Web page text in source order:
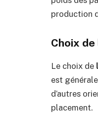
production
Choix de
Le choix de
est
d’autres
placement.